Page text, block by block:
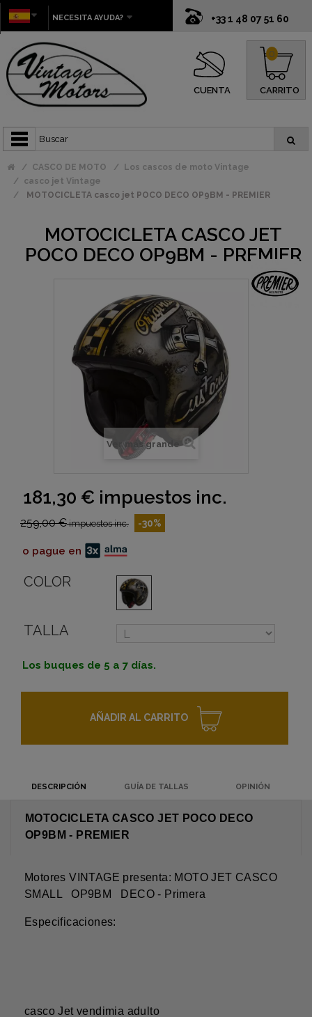
+33 1 48 07 51 60
NECESITA AYUDA?
CUENTA CARRITO
0
CASCO DE MOTO
Los cascos de moto Vintage
casco jet Vintage
MOTOCICLETA casco jet POCO DECO OP9BM - PREMIER
MOTOCICLETA CASCO JET
POCO DECO OP9BM - PREMIER
Ver más grande
181,30 € impuestos inc.
259,00 €impuestos inc. -30%
o pague en
COLOR
TALLA
Los buques de 5 a 7 días.
AÑADIR AL CARRITO
DESCRIPCIÓN GUÍA DE TALLAS OPINIÓN
MOTOCICLETA CASCO JET POCO DECO
OP9BM - PREMIER
Motores VINTAGE presenta: MOTO JET CASCO
SMALL OP9BM DECO - Primera
Especificaciones:
casco Jet vendimia adulto